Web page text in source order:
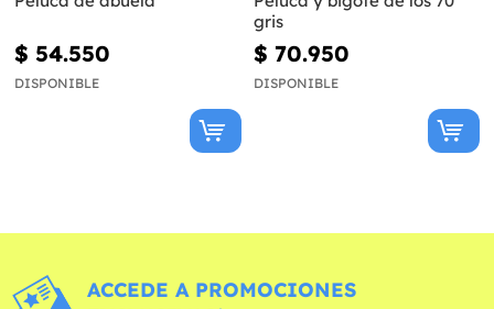
$ 54.550
DISPONIBLE
gris
$ 70.950
DISPONIBLE
ACCEDE A PROMOCIONES